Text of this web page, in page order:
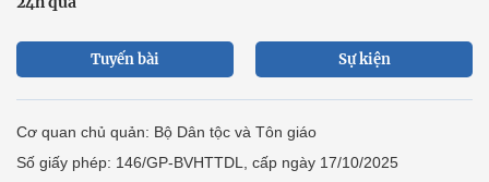
Tuyến bài Sự kiện
Cơ quan chủ quản: Bộ Dân tộc và Tôn giáo
Số giấy phép: 146/GP-BVHTTDL, cấp ngày 17/10/2025